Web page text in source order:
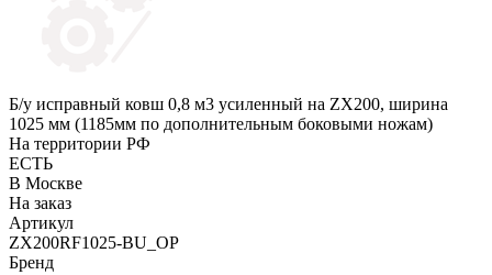
Б/у исправный ковш 0,8 м3 усиленный на ZX200, ширина
1025 мм (1185мм по дополнительным боковыми ножам)
На территории РФ
ЕСТЬ
В Москве
На заказ
Артикул
ZX200RF1025-BU_OP
Бренд